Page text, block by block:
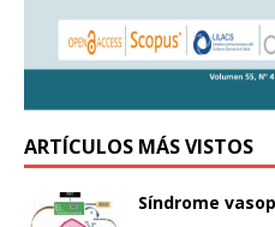
ARTÍCULOS MÁS VISTOS
Síndrome